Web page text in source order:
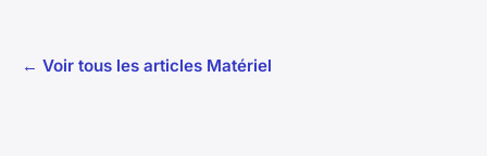
← Voir tous les articles Matériel